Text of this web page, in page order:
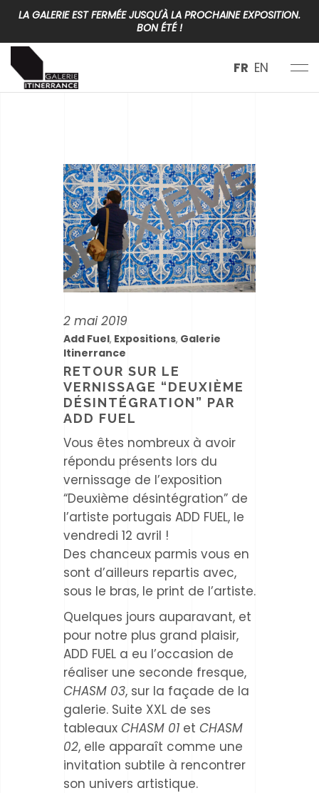
LA GALERIE EST FERMÉE JUSQU'À LA PROCHAINE EXPOSITION.
BON ÉTÉ !
FR EN
2 mai 2019
Add Fuel, Expositions, Galerie
Itinerrance
RETOUR SUR LE
VERNISSAGE “DEUXIÈME
DÉSINTÉGRATION” PAR
ADD FUEL
Vous êtes nombreux à avoir
répondu présents lors du
vernissage de l’exposition
“Deuxième désintégration” de
l’artiste portugais ADD FUEL, le
vendredi 12 avril !
Des chanceux parmis vous en
sont d’ailleurs repartis avec,
sous le bras, le print de l’artiste.
Quelques jours auparavant, et
pour notre plus grand plaisir,
ADD FUEL a eu l’occasion de
réaliser une seconde fresque,
CHASM 03, sur la façade de la
galerie. Suite XXL de ses
tableaux CHASM 01 et CHASM
02, elle apparaît comme une
invitation subtile à rencontrer
son univers artistique.